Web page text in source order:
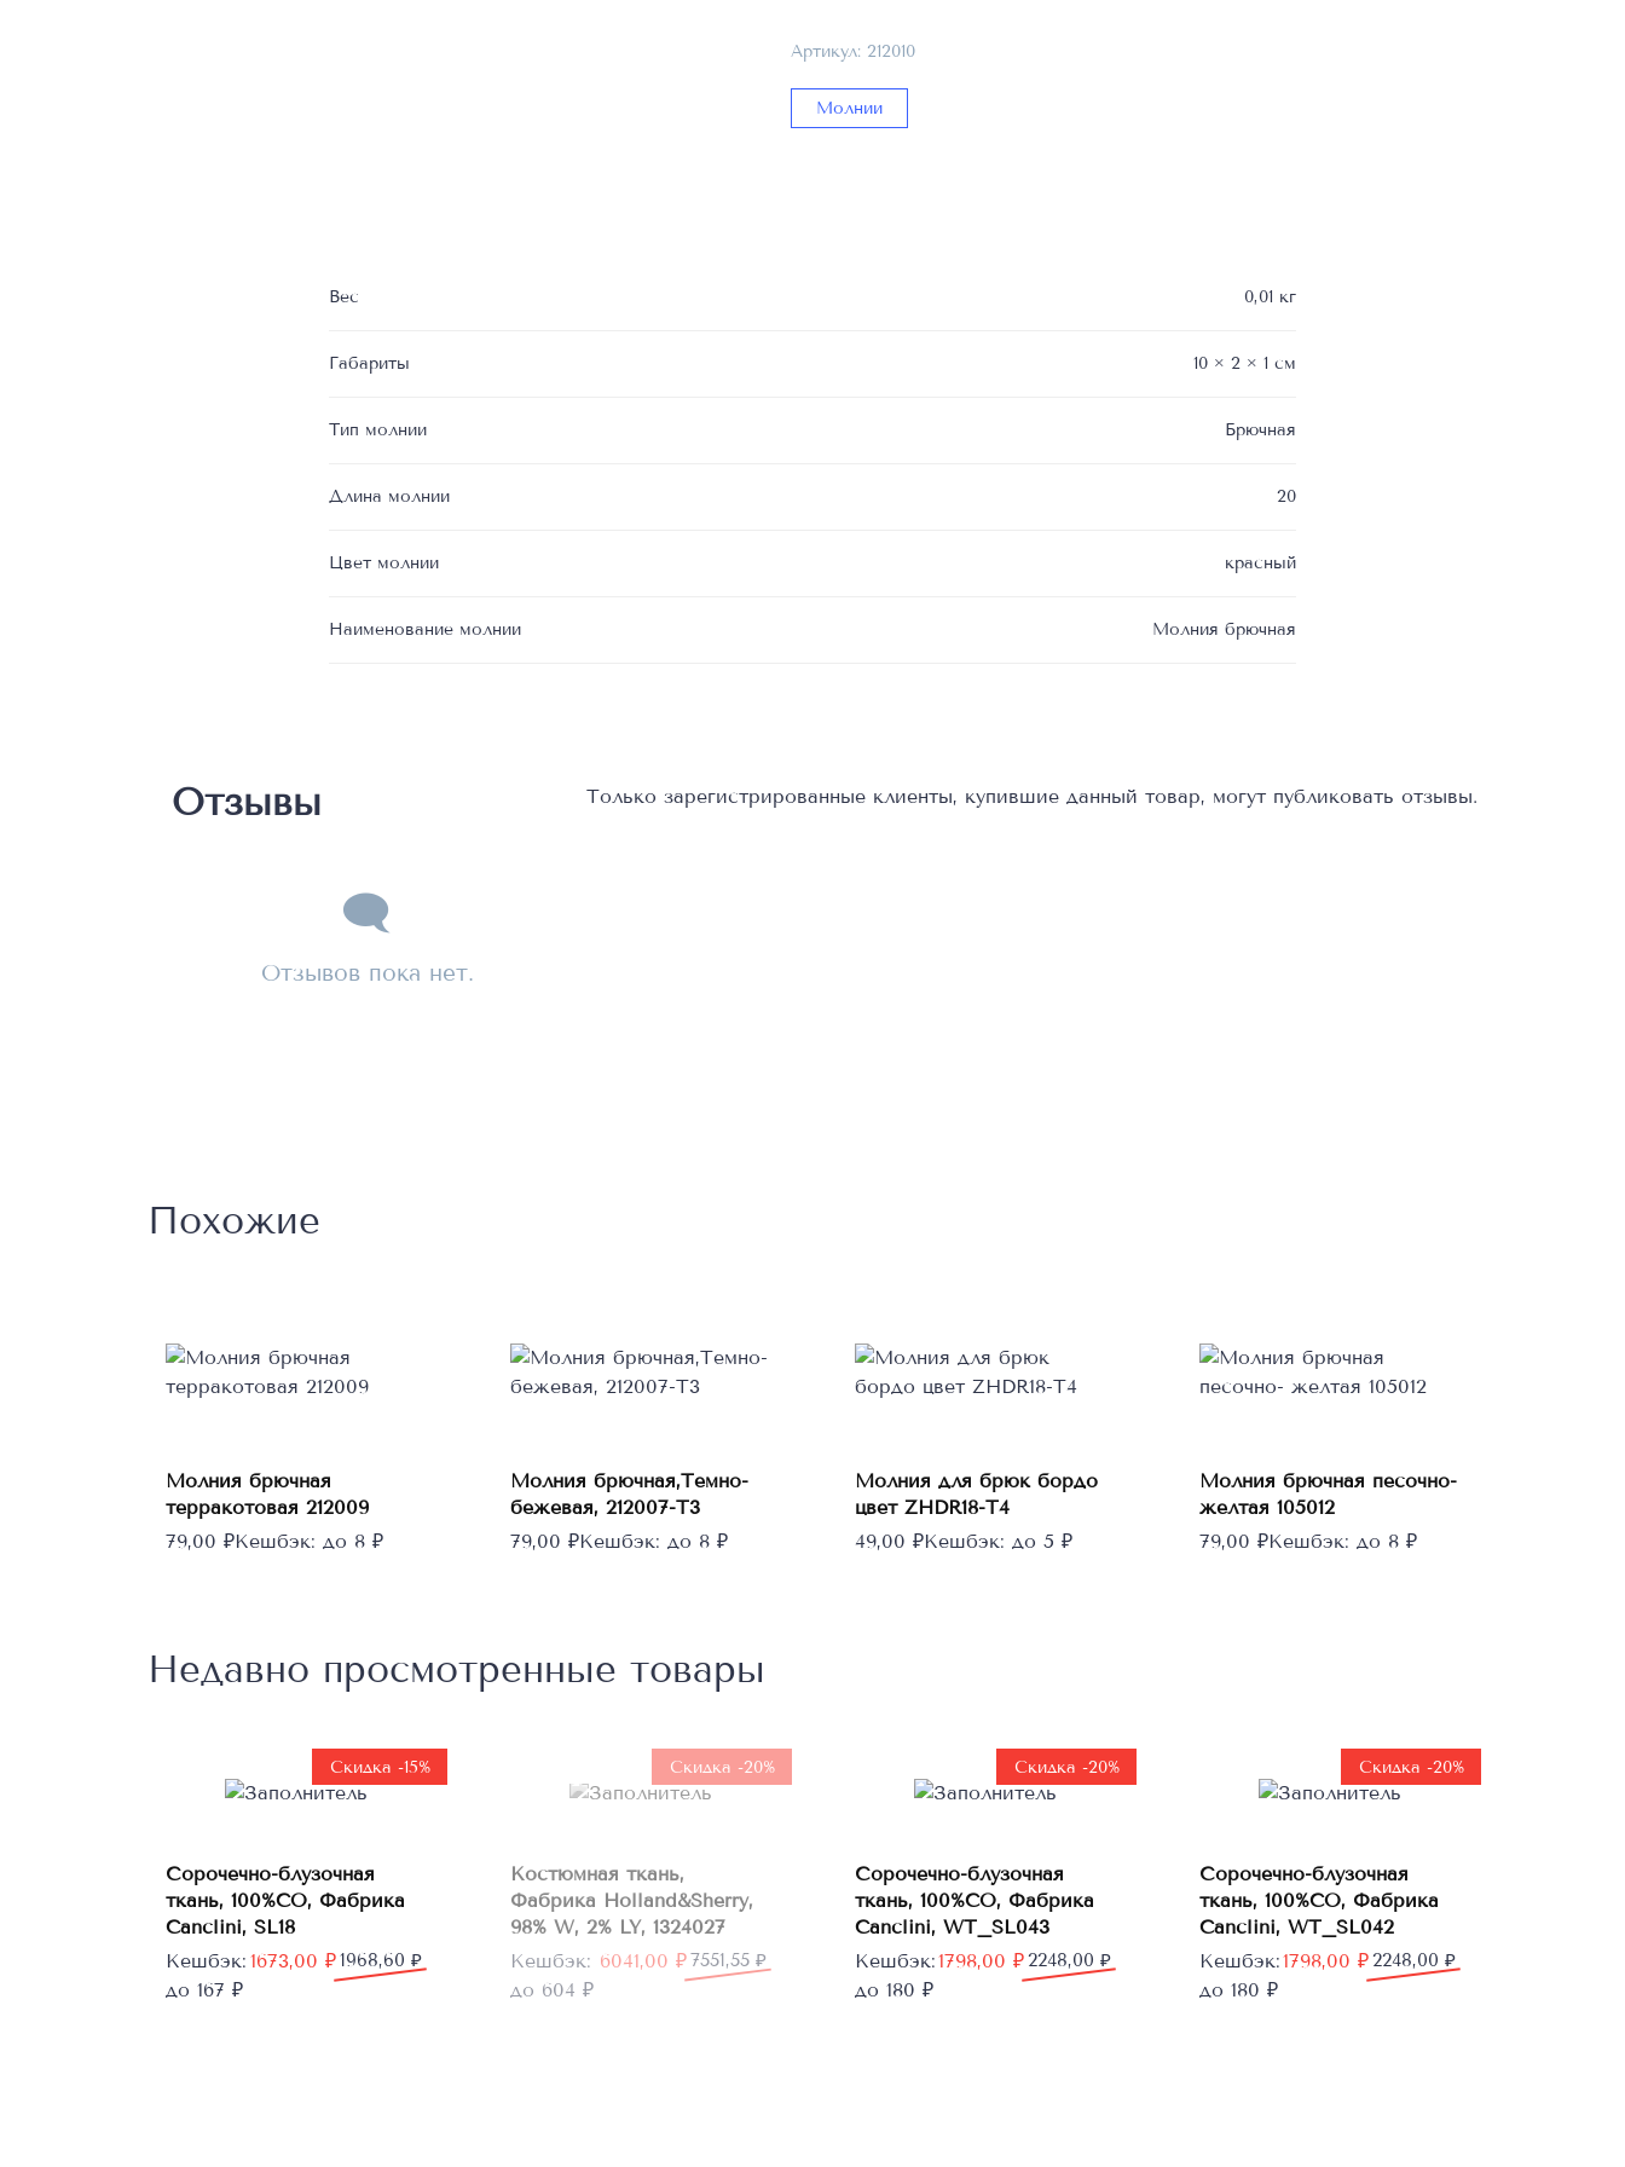
Артикул: 212010
Молнии
Вес 0,01 кг
Габариты 10 × 2 × 1 см
Тип молнии Брючная
Длина молнии 20
Цвет молнии красный
Наименование молнии Молния брючная
Отзывы
Отзывов пока нет.
Только зарегистрированные клиенты, купившие данный товар, могут публиковать отзывы.
Похожие
В корзину
Молния брючная
терракотовая 212009
79,00 ₽Кешбэк: до 8 ₽
В корзину
Молния брючная,Темно-
бежевая, 212007-T3
79,00 ₽Кешбэк: до 8 ₽
В корзину
Молния для брюк бордо
цвет ZHDR18-T4
49,00 ₽Кешбэк: до 5 ₽
В корзину
Молния брючная песочно-
желтая 105012
79,00 ₽Кешбэк: до 8 ₽
Недавно просмотренные товары
корзину
Скидка -15%
Сорочечно-блузочная
ткань, 100%CO, Фабрика
Canclini, SL18
1968,60 ₽
Первоначальная
цена
1673,00 ₽
Текущая
цена:
Кешбэк:
до 167 ₽
наличииСкидка -20%
Костюмная ткань,
Фабрика Holland&Sherry,
98% W, 2% LY, 1324027
7551,55 ₽
Первоначальная
цена
6041,00 ₽
Текущая
цена:
Кешбэк:
до 604 ₽
корзину
Скидка -20%
Сорочечно-блузочная
ткань, 100%CO, Фабрика
Canclini, WT_SL043
2248,00 ₽
Первоначальная
цена
1798,00 ₽
Текущая
цена:
Кешбэк:
до 180 ₽
корзину
Скидка -20%
Сорочечно-блузочная
ткань, 100%CO, Фабрика
Canclini, WT_SL042
2248,00 ₽
Первоначальная
цена
1798,00 ₽
Текущая
цена:
Кешбэк:
до 180 ₽